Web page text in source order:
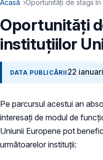
Navigație
Cale de navigare
Acasă Oportunități de stagii
Oportunități
instituțiilor
DATA PUBLICĂRII 22
Pe parcursul acestui an
interesați de modul de
Uniunii Europene pot
următoarelor instituții: